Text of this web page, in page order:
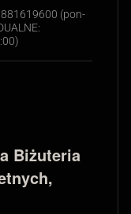
881619600 (pon-
Biżuteria